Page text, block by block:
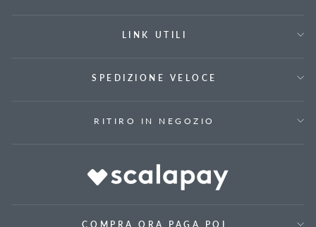
LINK UTILI
SPEDIZIONE VELOCE
RITIRO IN NEGOZIO
COMPRA ORA PAGA POI